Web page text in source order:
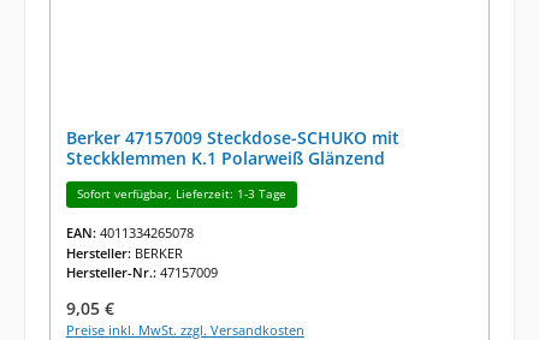
Berker 47157009 Steckdose-SCHUKO mit
Steckklemmen K.1 Polarweiß Glänzend
Sofort verfügbar, Lieferzeit: 1-3 Tage
EAN: 4011334265078
Hersteller: BERKER
Hersteller-Nr.: 47157009
Regulärer Preis:
9,05 €
Preise inkl. MwSt. zzgl. Versandkosten